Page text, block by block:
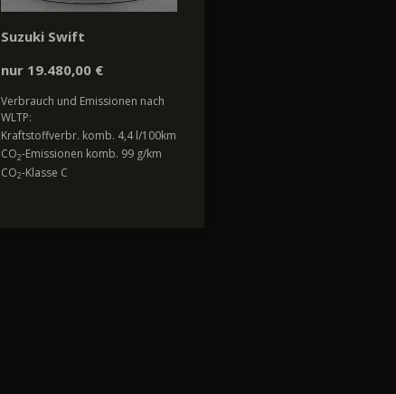
Suzuki Swift
nur 19.480,00 €
Verbrauch und Emissionen nach
WLTP:
Kraftstoffverbr. komb. 4,4 l/100km
CO2-Emissionen komb. 99 g/km
CO2-Klasse C